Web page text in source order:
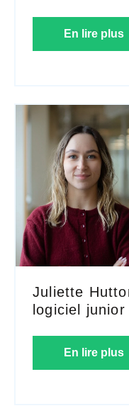
En lire plus
Juliette
logiciel
En lire plus